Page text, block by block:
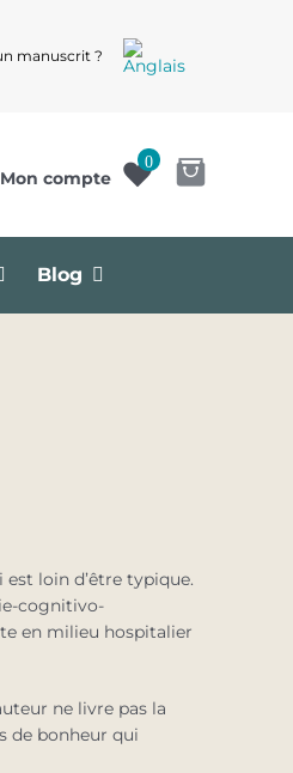
manuscrit ?
Mon compte
0
Blog
est loin d’être typique.
cognitivo-
en milieu hospitalier
ne livre pas la
de bonheur qui